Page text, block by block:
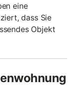
eine
dass Sie
Objekt